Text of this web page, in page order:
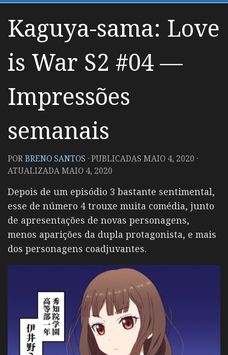
Kaguya-sama: Love
is War S2 #04 —
Impressões
semanais
PORBRENO SANTOS · PUBLICADAS MAIO 4, 2020 ·
ATUALIZADAMAIO 4, 2020
Depois de um episódio 3 bastante sentimental,
esse de número 4 trouxe muita comédia, junto
de apresentações de novas personagens,
menos aparições da dupla protagonista, e mais
dos personagens coadjuvantes.